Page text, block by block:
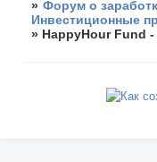
» Форум о
Инвестиционные
» HappyHour Fund